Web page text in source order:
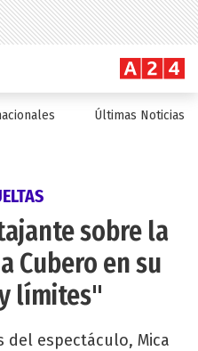
Últimas Noticias
sobre la
Cubero en su
límites"
del espectáculo, Mica